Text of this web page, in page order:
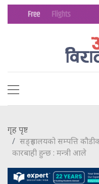
गृह पृष्ट
सङ्ग्रहालयको सम्पत्ति
कारबाही हुन्छ : मन्त्री आले